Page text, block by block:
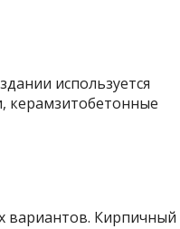
используется
керамзитобетонные
вариантов. Кирпичный